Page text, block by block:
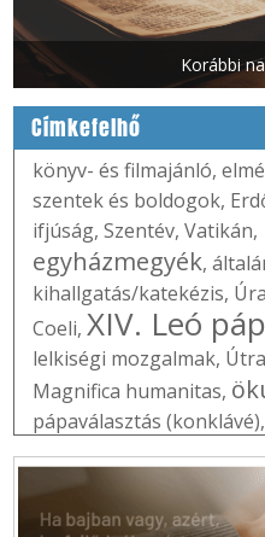
Korábbi
Címkefelhő
könyv- és filmajánló,
szentek és boldogok,
ifjúság, Szentév, Vatikán,
egyházmegyék,
kihallgatás/katekézis,
Coeli, XIV. Leó
lelkiségi mozgalmak,
Magnifica humanitas,
pápaválasztás (konklávé),
jegyzet